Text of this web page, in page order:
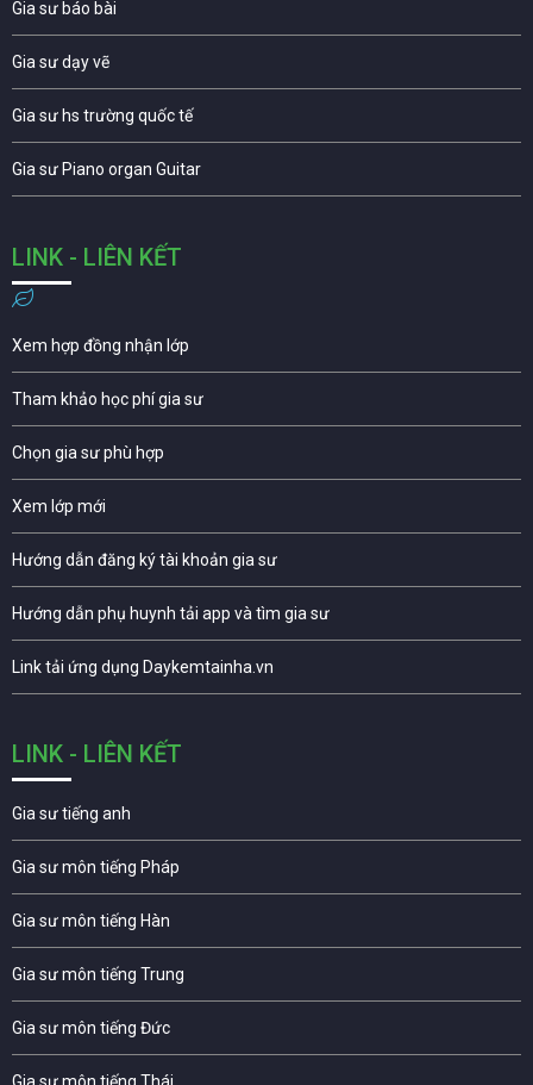
Gia sư báo bài
Gia sư dạy vẽ
Gia sư hs trường quốc tế
Gia sư Piano organ Guitar
LINK - LIÊN KẾT
Xem hợp đồng nhận lớp
Tham khảo học phí gia sư
Chọn gia sư phù hợp
Xem lớp mới
Hướng dẫn đăng ký tài khoản gia sư
Hướng dẫn phụ huynh tải app và tìm gia sư
Link tải ứng dụng Daykemtainha.vn
LINK - LIÊN KẾT
Gia sư tiếng anh
Gia sư môn tiếng Pháp
Gia sư môn tiếng Hàn
Gia sư môn tiếng Trung
Gia sư môn tiếng Đức
Gia sư môn tiếng Thái